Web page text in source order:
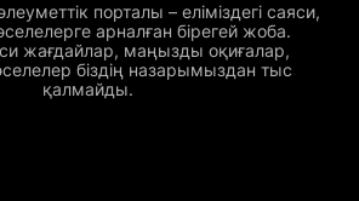
порталы – еліміздегі саяси,
арналған бірегей жоба.
жағдайлар, маңызды оқиғалар,
біздің назарымыздан тыс
қалмайды.